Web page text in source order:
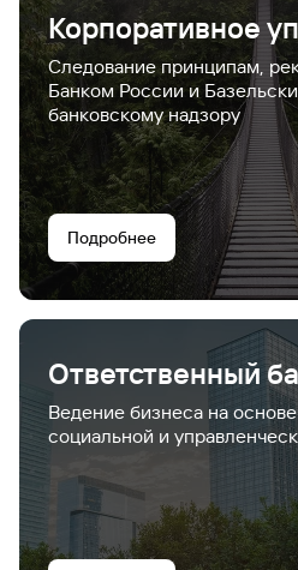
Корпоративное
Следование принципам,
Банком России и
банковскому надзору
Подробнее
Ответственный
Ведение бизнеса на
социальной и